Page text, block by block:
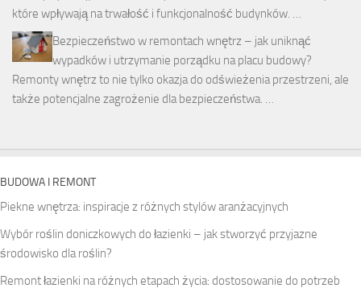
które wpływają na trwałość i funkcjonalność budynków. …
Bezpieczeństwo w remontach wnętrz – jak uniknąć
wypadków i utrzymanie porządku na placu budowy?
Remonty wnętrz to nie tylko okazja do odświeżenia przestrzeni, ale
także potencjalne zagrożenie dla bezpieczeństwa. …
BUDOWA I REMONT
Piekne wnętrza: inspiracje z różnych stylów aranżacyjnych
Wybór roślin doniczkowych do łazienki – jak stworzyć przyjazne
środowisko dla roślin?
Remont łazienki na różnych etapach życia: dostosowanie do potrzeb